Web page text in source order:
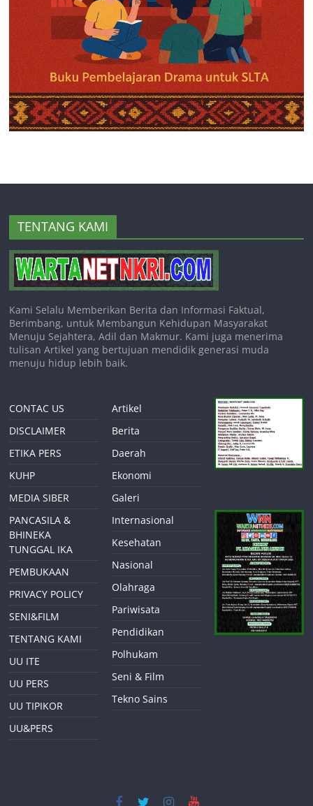
TENTANG KAMI
Kami Selalu Memberikan Berita dan Informasi Faktual,
Berimbang, untuk Membangun Kehidupan Masyarakat
Menuju Sejahtera, Adil dan Makmur. Kami juga menerima
tulisan Artikel yang bertujuan mendidik generasi muda
menuju hidup lebih baik.
CONTAC US
DISCLAIMER
ETIKA PERS
KUHP
MEDIA SIBER
PANCASILA &
BHINEKA
TUNGGAL IKA
PEMBUKAAN
PRIVACY POLICY
SENI&FILM
TENTANG KAMI
UU ITE
UU PERS
UU TIPIKOR
UU&PERS
Artikel
Berita
Daerah
Ekonomi
Galeri
Internasional
Kesehatan
Nasional
Olahraga
Pariwisata
Pendidikan
Polhukam
Seni & Film
Tekno Sains